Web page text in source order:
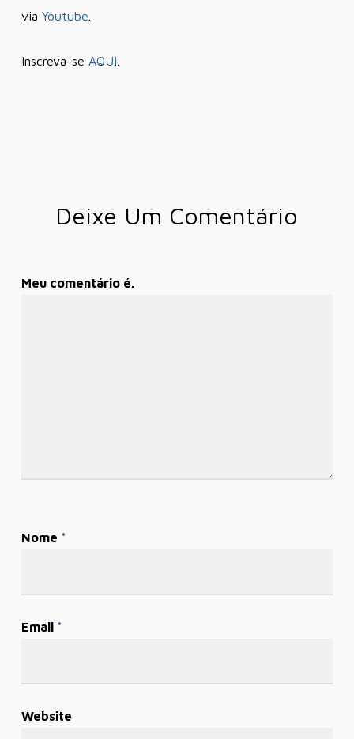
via Youtube
Inscreva-se AQUI
Deixe Um Comentário
Meu comentário é.
Nome *
Email *
Website